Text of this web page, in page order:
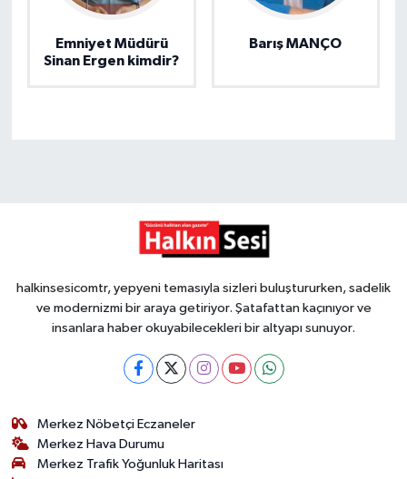
Emniyet Müdürü
Sinan Ergen kimdir?
Barış MANÇO
halkinsesicomtr, yepyeni temasıyla sizleri buluştururken, sadelik
ve modernizmi bir araya getiriyor. Şatafattan kaçınıyor ve
insanlara haber okuyabilecekleri bir altyapı sunuyor.
Merkez Nöbetçi Eczaneler
Merkez Hava Durumu
Merkez Trafik Yoğunluk Haritası